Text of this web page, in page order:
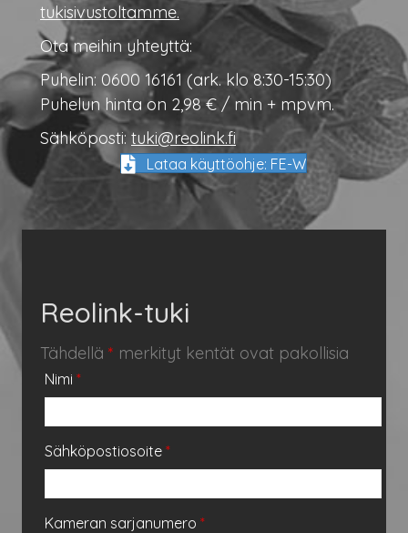
tukisivustoltamme.
Ota meihin yhteyttä:
Puhelin: 0600 16161 (ark. klo 8:30-15:30)
Puhelun hinta on 2,98 € / min + mpvm.
Sähköposti: tuki@reolink.fi
Lataa käyttöohje: FE-W
Reolink-tuki
Tähdellä * merkityt kentät ovat pakollisia
Nimi *
Sähköpostiosoite *
Kameran sarjanumero *